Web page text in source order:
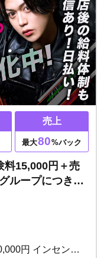
売上
最大80%バック
料15,000円＋売
ループにつき待
自信あり！
1万円で売上バック2万円なら、 売上バック2万円分があなたのお給料です。 固定給の場合、固定1万円で売上バック2万円なら、 固定+売上＝合計3万円がお給料です♪ 固定給は永久に無くなりませんのでご安心ください。